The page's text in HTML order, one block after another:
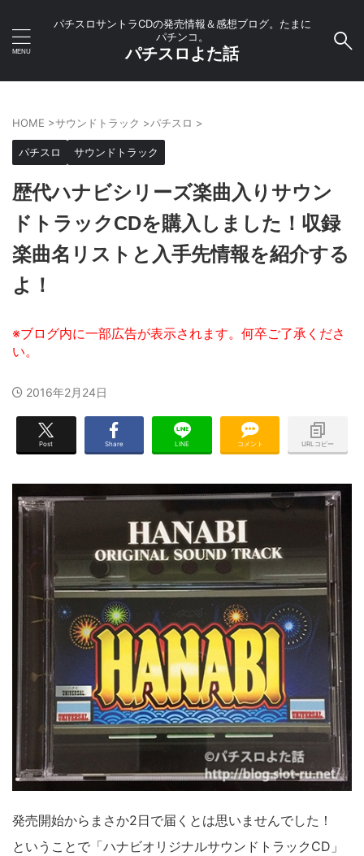
パチスロサントラCDの発売情報＆感想ブログ。たまに
パチンコ。
パチスロよた話
HOME >サウンドトラック >パチスロ >
パチスロ サウンドトラック
歴代ハナビシリーズ楽曲入りサウン
ドトラックCDを購入しました！収録
楽曲名リストと入手先情報を紹介する
よ！
2016年2月24日
Post Share LINE コメント URLコピー
発売開始からまさか2日で届くとは思いませんでした！
ということで「ハナビオリジナルサウンドトラックCD」